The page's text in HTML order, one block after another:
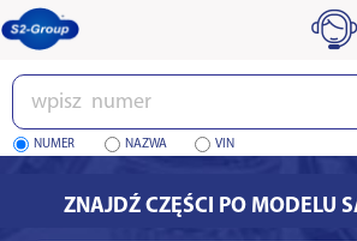
Wpisz
numer
NUMER NAZWA VIN
ZNAJDŹ CZĘŚCI PO MODELU